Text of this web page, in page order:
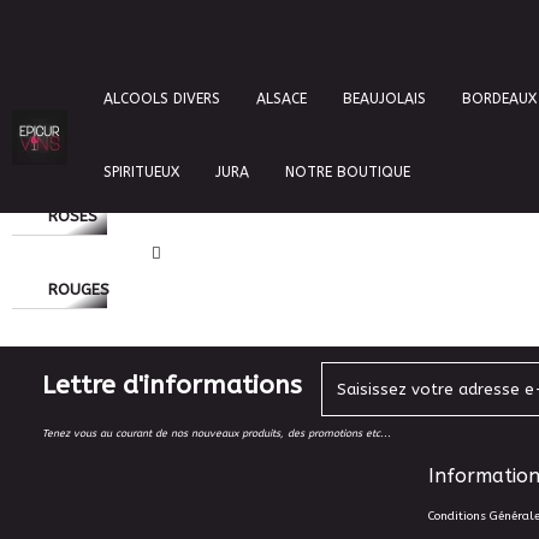
ALCOOLS DIVERS ALSACE BEAUJOLAIS BORDEAUX
SPIRITUEUX JURA NOTRE BOUTIQUE
BLANCS
ROSES
ROUGES
Lettre d'informations
Tenez vous au courant de nos nouveaux produits, des promotions etc...
Conditions